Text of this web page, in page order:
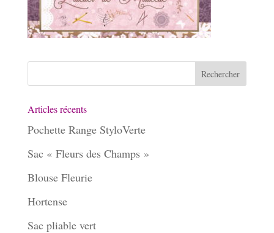
Articles récents
Pochette Range StyloVerte
Sac « Fleurs des Champs »
Blouse Fleurie
Hortense
Sac pliable vert